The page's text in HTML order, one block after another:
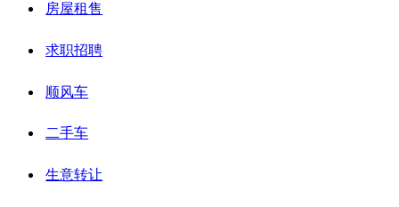
房屋租售
求职招聘
顺风车
二手车
生意转让